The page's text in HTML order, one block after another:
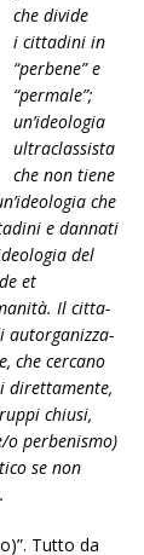
che divide
i cit­ta­dini in
“per­bene” e
“per­male”;
un’ideologia
ultra­clas­si­sta
che non tiene
che
e dan­nati
del
et
Il cit­ta­
autor­ga­niz­za­
che cer­cano
diret­ta­mente,
chiusi,
o per­be­ni­smo)
se non
Tutto da